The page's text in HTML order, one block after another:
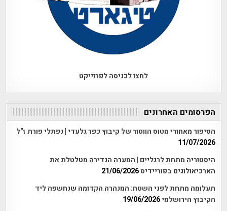
לחצו לכניסה לפרוייקט
הפרסומים האחרונים
הסיפור מאחורי מטוס הווטור של קיבוץ כפר גלעדי | נפתלי פורת ז"ל
11/07/2026
היסטוריה מתחת לרגליים | המערה הנדירה מטלטלת את
הארכיאולוגים בפוריידיס21/06/2026
תעלומה מתחת לפני השטח: המנהרה הקדומה שנחשפה ליד
הקיבוץ הירושלמי19/06/2026